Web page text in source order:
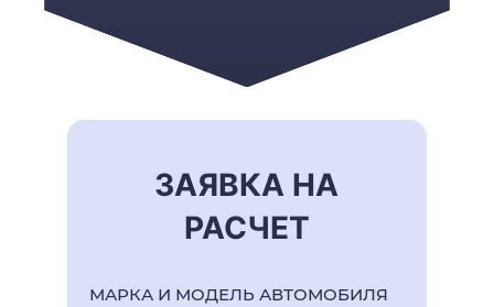
ЗАЯВКА НА
РАСЧЕТ
МАРКА И МОДЕЛЬ АВТОМОБИЛЯ